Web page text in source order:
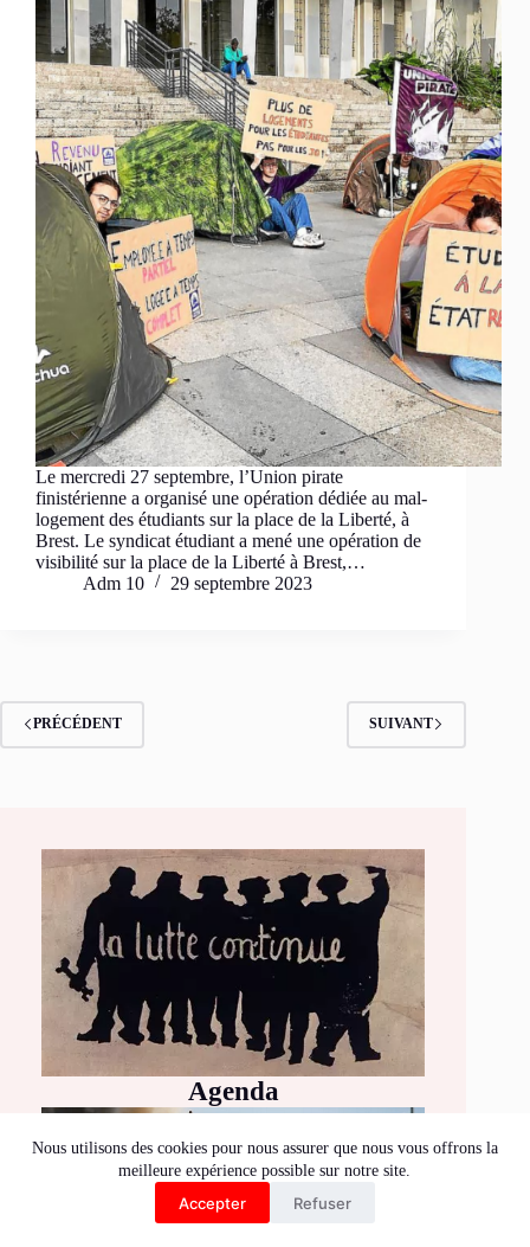
Nous utilisons des cookies pour nous assurer que nous vous offrons la
meilleure expérience possible sur notre site.
Accepter Refuser
Le mercredi 27 septembre, l’Union pirate
finistérienne a organisé une opération dédiée au mal-
logement des étudiants sur la place de la Liberté, à
Brest. Le syndicat étudiant a mené une opération de
visibilité sur la place de la Liberté à Brest,…
Adm 10
29 septembre 2023
PRÉCÉDENT SUIVANT
Agenda